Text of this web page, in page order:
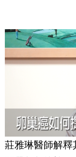
莊雅琳醫師解釋